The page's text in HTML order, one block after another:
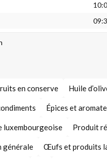
en conserve Huile
Épices et
luxembourgeoise Produit
générale Œufs et produits